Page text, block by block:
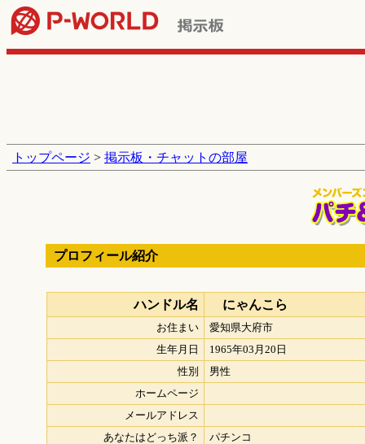
トップページ > 掲示板・チャットの部屋
プロフィール紹介
ハンドル名 にゃんこら
お住まい
愛知県大府市
生年月日
1965年03月20日
性別
男性
ホームページ
メールアドレス
あなたはどっち派？
パチンコ